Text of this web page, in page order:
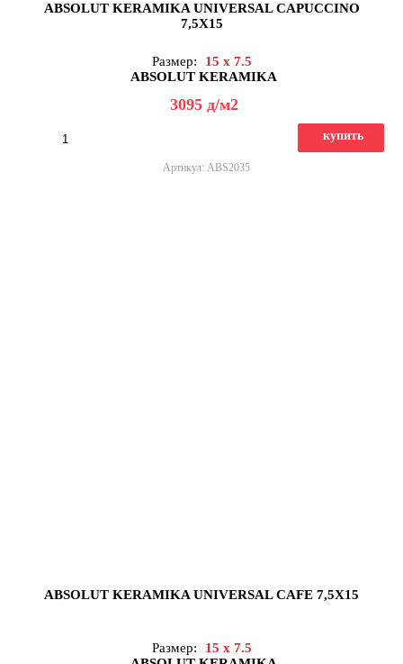
ABSOLUT KERAMIKA UNIVERSAL CAPUCCINO
7,5X15
Размер:
15 x 7.5
ABSOLUT KERAMIKA
3095 д/м2
купить
Артикул: ABS2035
ABSOLUT KERAMIKA UNIVERSAL CAFE 7,5X15
Размер:
15 x 7.5